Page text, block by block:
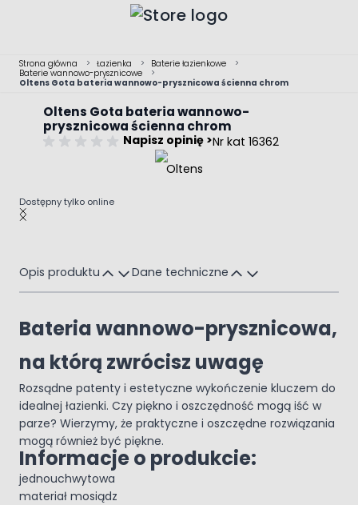
Strona główna > Łazienka > Baterie łazienkowe
>
Baterie wannowo-prysznicowe
>
Oltens Gota bateria wannowo-prysznicowa ścienna chrom
Oltens Gota bateria wannowo-
prysznicowa ścienna chrom
Napisz opinię >Nr kat 16362
Dostępny tylko online
Main image
Click to view image in fullscreen
Opis produktu Dane techniczne
Bateria wannowo-prysznicowa,
na którą zwrócisz uwagę
Rozsądne patenty i estetyczne wykończenie kluczem do
idealnej łazienki. Czy piękno i oszczędność mogą iść w
parze? Wierzymy, że praktyczne i oszczędne rozwiązania
mogą również być piękne.
Informacje o produkcie:
jednouchwytowa
materiał mosiądz